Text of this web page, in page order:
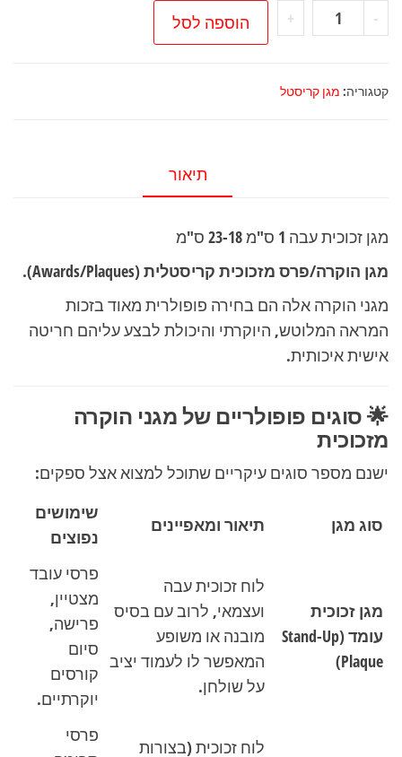
-
כמות
של
זכוכית
ס"מ
+ הוספה לסל
קטגוריה: מגן קריסטל
תיאור
מגן זכוכית עבה 1 ס"מ 23-18 ס"מ
מגן הוקרה/פרס מזכוכית קריסטלית(Awards/Plaques).
מגני הוקרה אלה הם בחירה פופולרית מאוד בזכות
המראה המלוטש, היוקרתי והיכולת לבצע עליהם חריטה
אישית איכותית.
🌟 סוגים פופולריים של מגני הוקרה
מזכוכית
ישנם מספר סוגים עיקריים שתוכל למצוא אצל ספקים:
סוג מגן תיאור ומאפיינים
שימושים
נפוצים
מגן זכוכית
עומד (Stand-Up
Plaque)
לוח זכוכית עבה
ועצמאי, לרוב עם בסיס
מובנה או משופע
המאפשר לו לעמוד יציב
על שולחן.
פרסי עובד
מצטיין,
פרישה,
סיום
קורסים
יוקרתיים.
לוח זכוכית (בצורות
פרסי